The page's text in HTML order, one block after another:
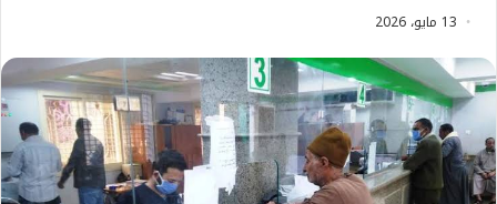
13 مايو، 2026